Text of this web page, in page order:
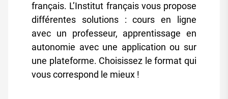
français. L’Institut français vous propose
différentes solutions : cours en ligne
avec un professeur, apprentissage en
autonomie avec une application ou sur
une plateforme. Choisissez le format qui
vous correspond le mieux !